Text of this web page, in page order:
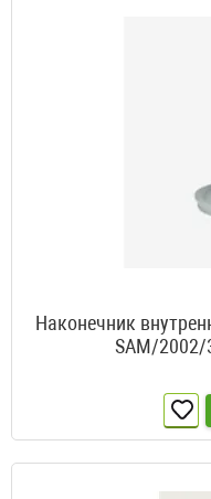
Наконечник
SAM/2002/